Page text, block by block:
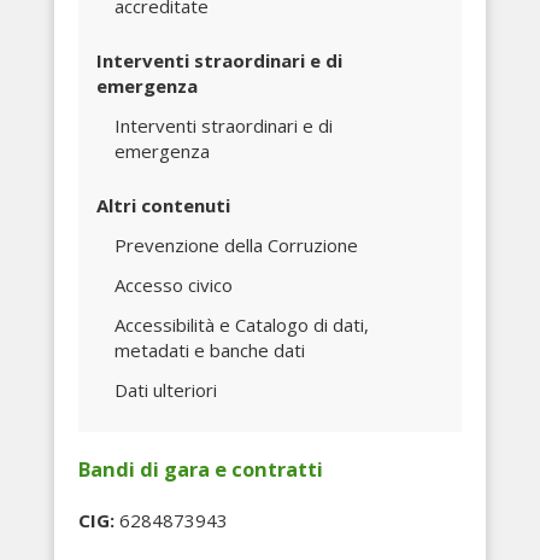
accreditate
Interventi straordinari e di
emergenza
Interventi straordinari e di
emergenza
Altri contenuti
Prevenzione della Corruzione
Accesso civico
Accessibilità e Catalogo di dati,
metadati e banche dati
Dati ulteriori
Bandi di gara e contratti
CIG: 6284873943